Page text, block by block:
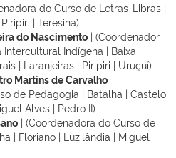
do Curso de Letras-Libras |
| Teresina)
do Nascimento | (Coordenador
Indígena | Baixa
| Laranjeiras | Piripiri | Uruçuí)
Martins de Carvalho
de Pedagogia | Batalha | Castelo
Alves | Pedro II)
| (Coordenadora do Curso de
| Floriano | Luzilândia | Miguel